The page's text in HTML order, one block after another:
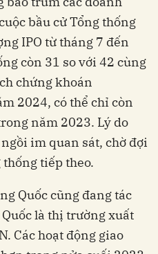
bầu cử Tổng thống
IPO từ tháng 7 đến
còn 31 so với 42 cùng
chứng khoán
2024, có thể chỉ còn
năm 2023. Lý do
im quan sát, chờ đợi
thống tiếp theo.
Quốc cũng đang tác
là thị trường xuất
Các hoạt động giao